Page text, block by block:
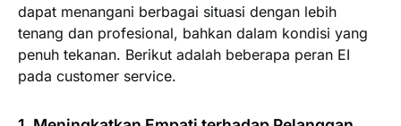
dapat menangani berbagai situasi dengan lebih
tenang dan profesional, bahkan dalam kondisi yang
penuh tekanan. Berikut adalah beberapa peran EI
pada customer service.